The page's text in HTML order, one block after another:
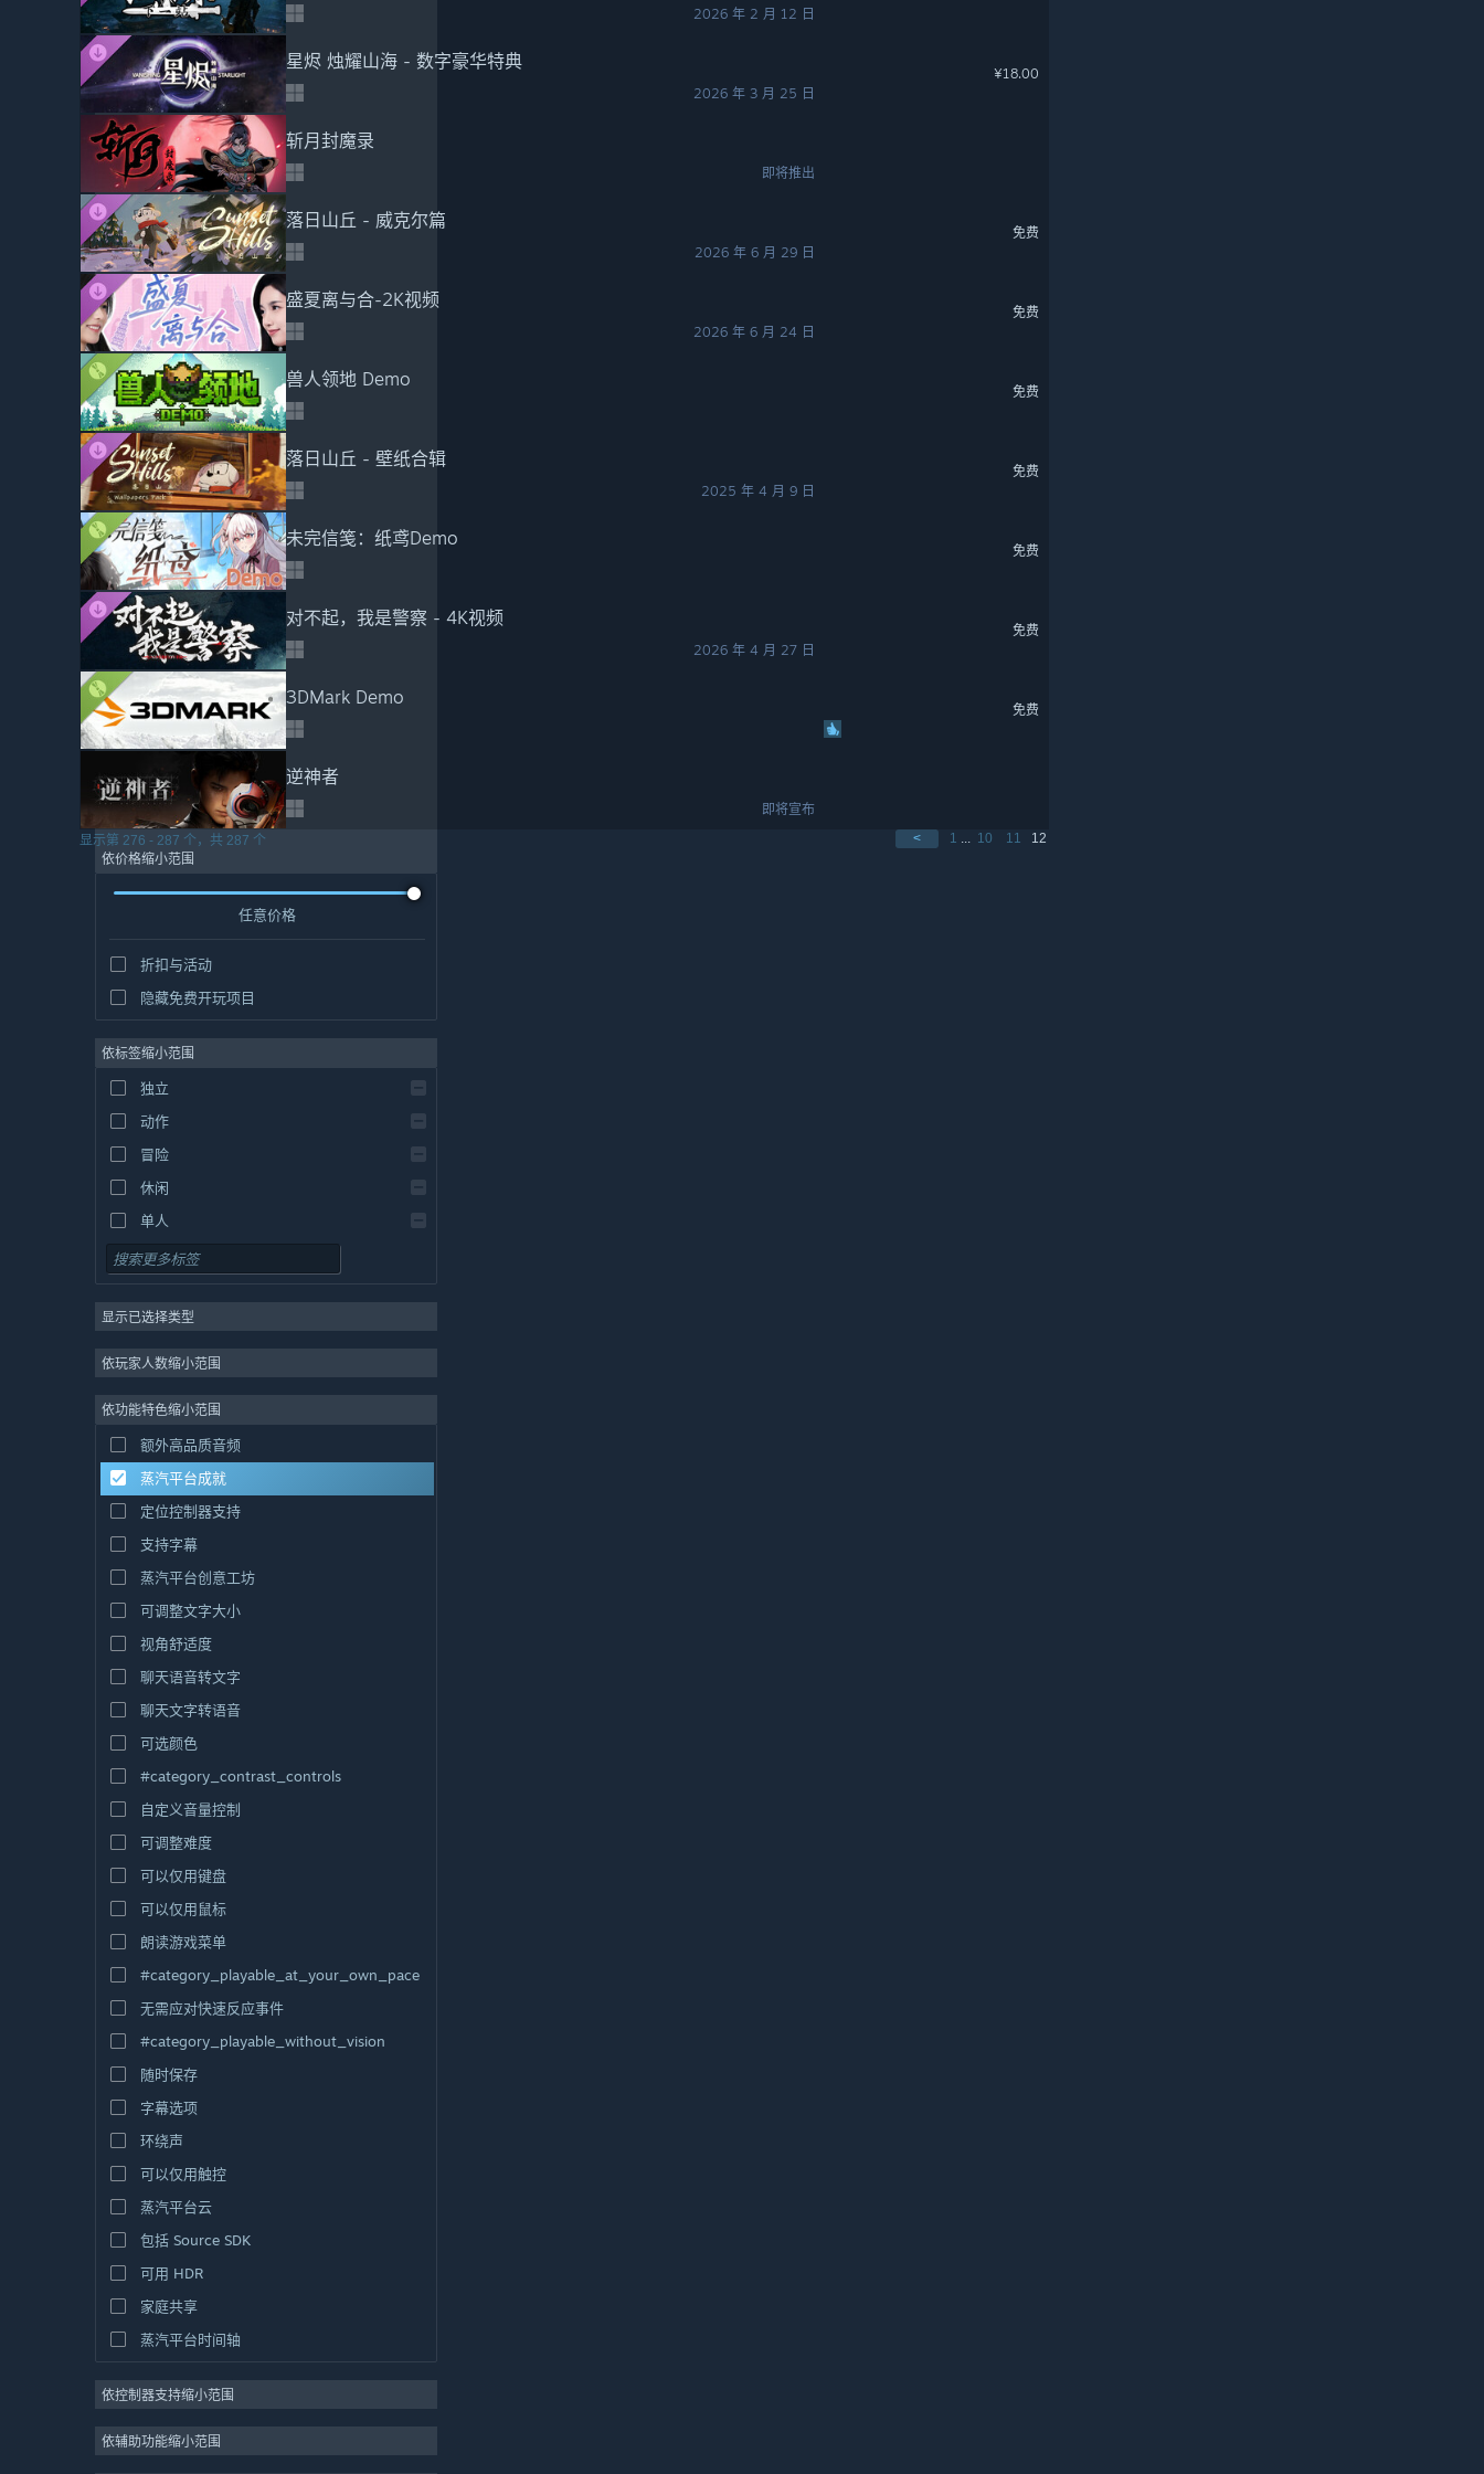
2026 年 2 月 12 日
星烬 烛耀山海 - 数字豪华特典
2026 年 3 月 25 日
¥18.00
斩月封魔录
即将推出
落日山丘 - 威克尔篇
2026 年 6 月 29 日
免费
盛夏离与合-2K视频
2026 年 6 月 24 日
免费
兽人领地 Demo
免费
落日山丘 - 壁纸合辑
2025 年 4 月 9 日
免费
未完信笺：纸鸢Demo
免费
对不起，我是警察 - 4K视频
2026 年 4 月 27 日
免费
3DMark Demo
免费
逆神者
即将宣布
显示第 276 - 287 个，共 287 个 < 1 10 11 12
依价格缩小范围
任意价格
折扣与活动
隐藏免费开玩项目
依标签缩小范围
独立
动作
冒险
休闲
单人
模拟
策略
2D
3D
免费开玩
氛围
剧情丰富
彩色
探索
显示已选择类型
依玩家人数缩小范围
依功能特色缩小范围
额外高品质音频
蒸汽平台成就
定位控制器支持
支持字幕
蒸汽平台创意工坊
可调整文字大小
视角舒适度
聊天语音转文字
聊天文字转语音
可选颜色
#category_contrast_controls
自定义音量控制
可调整难度
可以仅用键盘
可以仅用鼠标
朗读游戏菜单
#category_playable_at_your_own_pace
无需应对快速反应事件
#category_playable_without_vision
随时保存
字幕选项
环绕声
可以仅用触控
蒸汽平台云
包括 Source SDK
可用 HDR
家庭共享
蒸汽平台时间轴
依控制器支持缩小范围
依辅助功能缩小范围